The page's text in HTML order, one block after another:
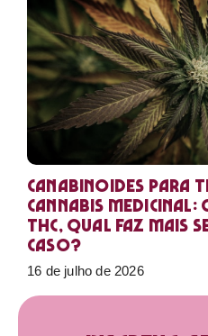
Canabinoides para
cannabis medicinal:
THC, qual faz mais
caso?
16 de julho de 2026